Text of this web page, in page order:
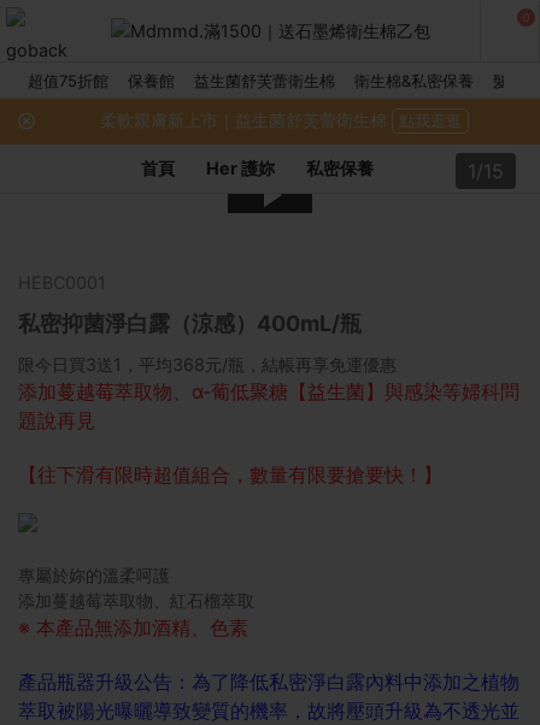
0
超值75折館 保養館 益生菌舒芙蕾衛生棉 衛生棉&私密保養 髮品館
柔軟親膚新上市｜益生菌舒芙蕾衛生棉 點我逛逛
首頁 Her 護妳 私密保養 1/15
HEBC0001
私密抑菌淨白露（涼感）400mL/瓶
限今日買3送1，平均368元/瓶，結帳再享免運優惠
添加蔓越莓萃取物、α-葡低聚糖【益生菌】與感染等婦科問
題說再見
【往下滑有限時超值組合，數量有限要搶要快！】
專屬於妳的溫柔呵護
添加蔓越莓萃取物、紅石榴萃取
※ 本產品無添加酒精、色素
產品瓶器升級公告：為了降低私密淨白露內料中添加之植物
萃取被陽光曝曬導致變質的機率，故將壓頭升級為不透光並